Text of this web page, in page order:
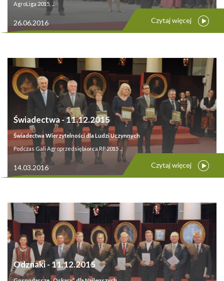
AgroLiga 2015, ...
26.06.2016 Czytaj więcej
Świadectwa - 11.12.2015
Świadectwa Wierzytelności dla Ludzi Uczynnych
Podczas Gali Agroprzedsiębiorca RP 2015 ...
14.03.2016 Czytaj więcej
Odznaki - 11.12.2015